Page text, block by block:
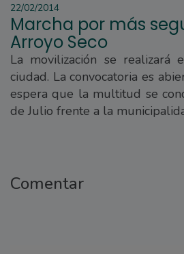
22/02/2014
Marcha por más
Arroyo Seco
La movilización se realizará
ciudad. La convocatoria es
espera que la multitud se
de Julio frente a la
Comentar